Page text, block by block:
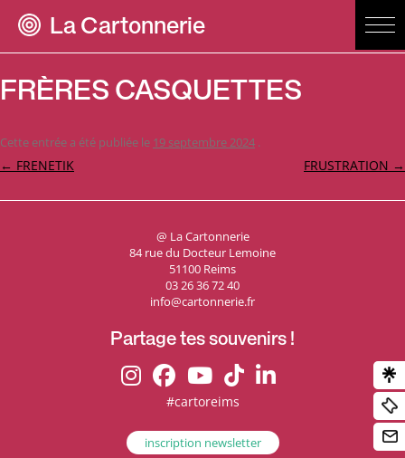
La Cartonnerie
FRÈRES CASQUETTES
Cette entrée a été publiée le 19 septembre 2024 .
Navigation
← FRENETIK FRUSTRATION →
@ La Cartonnerie
84 rue du Docteur Lemoine
51100 Reims
03 26 36 72 40
info@cartonnerie.fr
Partage tes souvenirs !
#cartoreims
inscription newsletter